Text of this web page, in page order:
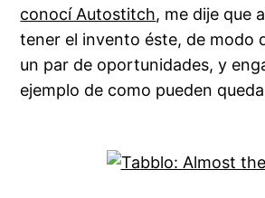
conocí Autostitch, me dije que
tener el invento éste, de modo
un par de oportunidades, y
ejemplo de como pueden